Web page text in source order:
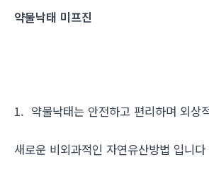
약물낙태 미프진
1. 약물낙태는 안전하고 편리하며 외상
새로운 비외과적인 자연유산방법 입니다